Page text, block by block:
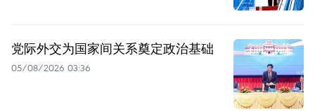
党际外交为国家间关系奠定政治基础
05/08/2026 03:36